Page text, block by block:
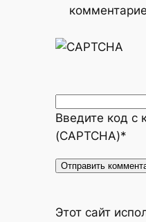
Введите код с
(CAPTCHA)*
Этот сайт